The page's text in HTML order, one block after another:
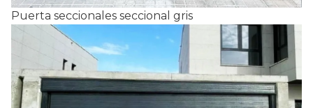
Puerta seccionales seccional gris